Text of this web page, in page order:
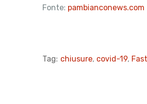
Fonte: pambianconews.com
Tag: chiusure, covid-19,